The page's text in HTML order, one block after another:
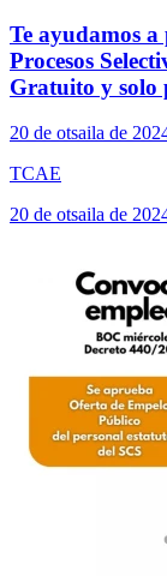
Te ayudamos a
Procesos
Gratuito y solo
20 de otsaila de
TCAE
20 de otsaila de